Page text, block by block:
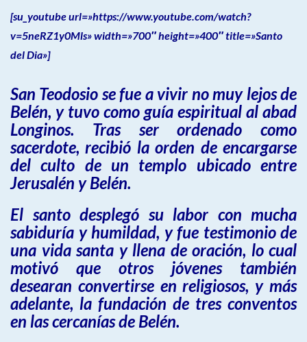
[su_youtube url=»https://www.youtube.com/watch?
v=5neRZ1y0Mls» width=»700″ height=»400″ title=»Santo
del Dia»]
San Teodosio se fue a vivir no muy lejos de
Belén, y tuvo como guía espiritual al abad
Longinos. Tras ser ordenado como
sacerdote, recibió la orden de encargarse
del culto de un templo ubicado entre
Jerusalén y Belén.
El santo desplegó su labor con mucha
sabiduría y humildad, y fue testimonio de
una vida santa y llena de oración, lo cual
motivó que otros jóvenes también
desearan convertirse en religiosos, y más
adelante, la fundación de tres conventos
en las cercanías de Belén.